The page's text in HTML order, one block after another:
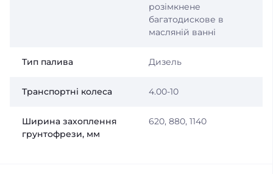
розімкнене
багатодискове в
масляній ванні
Тип палива Дизель
Транспортні колеса 4.00-10
Ширина захоплення
грунтофрези, мм
620, 880, 1140